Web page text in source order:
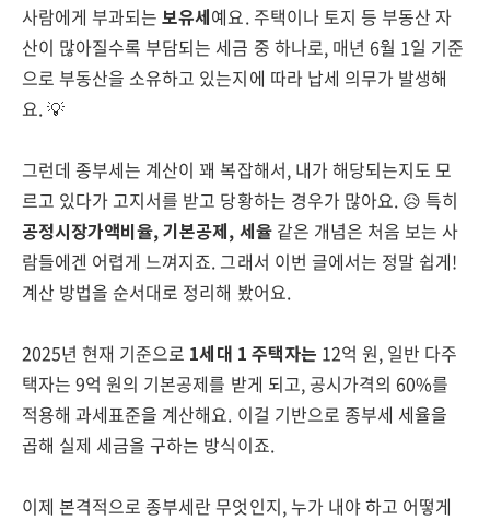
사람에게 부과되는보유세예요. 주택이나 토지 등 부동산 자
산이 많아질수록 부담되는 세금 중 하나로, 매년 6월 1일 기준
으로 부동산을 소유하고 있는지에 따라 납세 의무가 발생해
요. 💡
그런데 종부세는 계산이 꽤 복잡해서, 내가 해당되는지도 모
르고 있다가 고지서를 받고 당황하는 경우가 많아요. 😥 특히
공정시장가액비율, 기본공제, 세율같은 개념은 처음 보는 사
람들에겐 어렵게 느껴지죠. 그래서 이번 글에서는 정말 쉽게!
계산 방법을 순서대로 정리해 봤어요.
2025년 현재 기준으로 1세대 1 주택자는 12억 원, 일반 다주
택자는 9억 원의 기본공제를 받게 되고, 공시가격의 60%를
적용해 과세표준을 계산해요. 이걸 기반으로 종부세 세율을
곱해 실제 세금을 구하는 방식이죠.
이제 본격적으로 종부세란 무엇인지, 누가 내야 하고 어떻게